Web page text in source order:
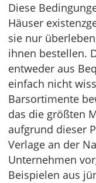
Diese
Häuser
sie nur
ihnen bestellen.
entweder aus
einfach nicht
Barsortimente
das die größten
aufgrund dieser
Verlage an der
Unternehmen
Beispielen aus